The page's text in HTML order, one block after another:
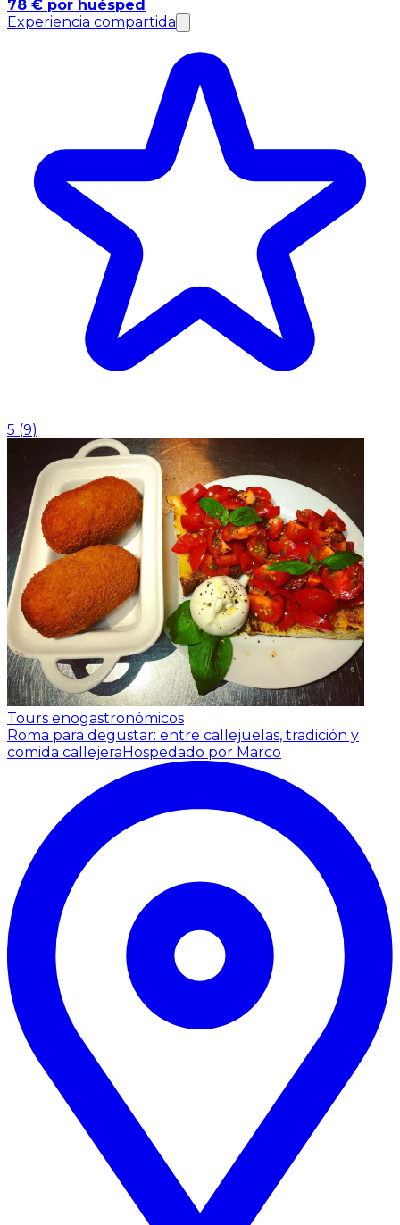
78 € por huésped
Experiencia compartida
5 (9)
Tours enogastronómicos
Roma para degustar: entre callejuelas, tradición y
comida callejeraHospedado por Marco